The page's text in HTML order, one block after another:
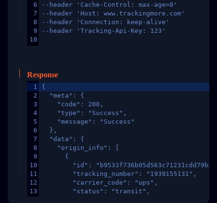
6
7
8
9
10
--header 'Cache-Control: max-age=0'
--header 'Host: www.trackingmore.com'
--header 'Connection: keep-alive'
--header 'Tracking-Api-Key: 123'
Response
1
2
3
4
5
6
7
8
9
10
11
12
13
{
  "meta": {
    "code": 200,
    "type": "Success",
    "message": "Success"
  },
  "data": {
    "origin_info": [
      {
"id":
        "tracking_number": "1939155131",
        "carrier_code": "ups",
        "status": "transit",